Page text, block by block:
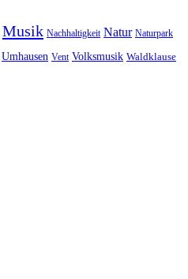
Musik Nachhaltigkeit Natur Naturpark
Umhausen Vent Volksmusik Waldklause